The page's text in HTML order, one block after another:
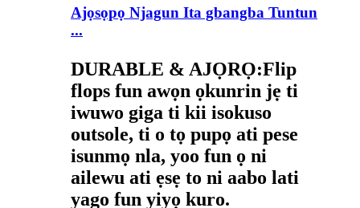
Ajọsọpọ Njagun Ita gbangba Tuntun
...
DURABLE & AJỌRỌ:Flip
flops fun awọn ọkunrin jẹ ti
iwuwo giga ti kii isokuso
outsole, ti o tọ pupọ ati pese
isunmọ nla, yoo fun ọ ni
ailewu ati ẹsẹ to ni aabo lati
yago fun yiyọ kuro.